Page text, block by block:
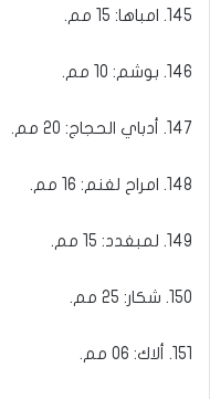
145. امباها: 15 مم.
146. بوشم: 10 مم.
147. أدباي الحجاج: 20 مم.
148. امراح لغنم: 16 مم.
149. لمبغدد: 15 مم.
150. شكار: 25 مم.
151. ألاك: 06 مم.